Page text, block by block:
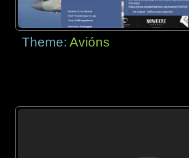
Theme:Avións